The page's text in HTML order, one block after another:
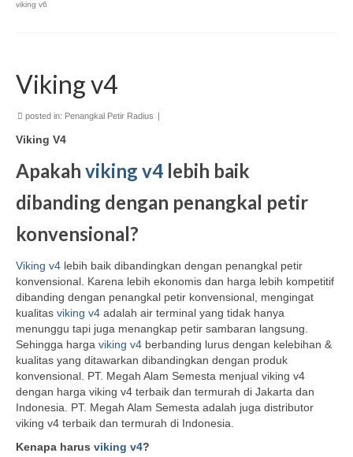
viking v6
Viking v4
posted in: Penangkal Petir Radius |
Viking V4
Apakah viking v4 lebih baik
dibanding dengan penangkal petir
konvensional?
Viking v4 lebih baik dibandingkan dengan penangkal petir
konvensional. Karena lebih ekonomis dan harga lebih kompetitif
dibanding dengan penangkal petir konvensional, mengingat
kualitas viking v4 adalah air terminal yang tidak hanya
menunggu tapi juga menangkap petir sambaran langsung.
Sehingga harga viking v4 berbanding lurus dengan kelebihan &
kualitas yang ditawarkan dibandingkan dengan produk
konvensional. PT. Megah Alam Semesta menjual viking v4
dengan harga viking v4 terbaik dan termurah di Jakarta dan
Indonesia. PT. Megah Alam Semesta adalah juga distributor
viking v4 terbaik dan termurah di Indonesia.
Kenapa harus viking v4?